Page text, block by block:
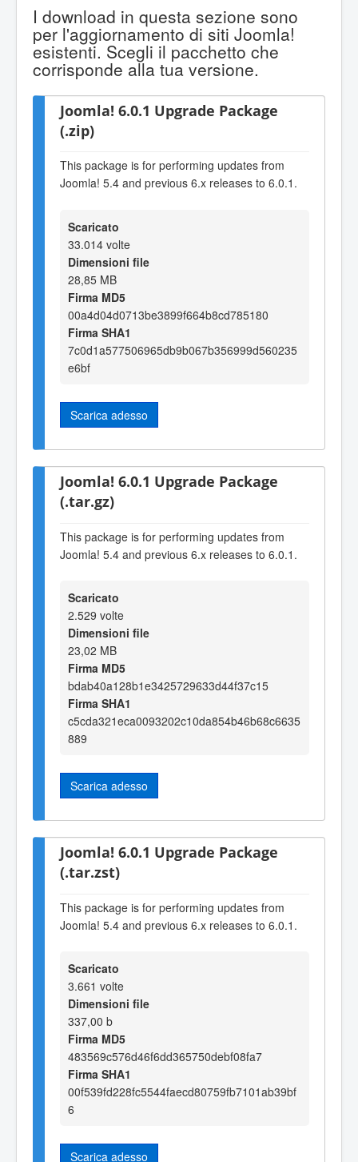
I download in questa sezione sono
per l'aggiornamento di siti Joomla!
esistenti. Scegli il pacchetto che
corrisponde alla tua versione.
Joomla! 6.0.1 Upgrade Package
(.zip)
This package is for performing updates from
Joomla! 5.4 and previous 6.x releases to 6.0.1.
Scaricato
33.014 volte
Dimensioni file
28,85 MB
Firma MD5
00a4d04d0713be3899f664b8cd785180
Firma SHA1
7c0d1a577506965db9b067b356999d560235
e6bf
Scarica adesso
Joomla! 6.0.1 Upgrade Package
(.tar.gz)
This package is for performing updates from
Joomla! 5.4 and previous 6.x releases to 6.0.1.
Scaricato
2.529 volte
Dimensioni file
23,02 MB
Firma MD5
bdab40a128b1e3425729633d44f37c15
Firma SHA1
c5cda321eca0093202c10da854b46b68c6635
889
Scarica adesso
Joomla! 6.0.1 Upgrade Package
(.tar.zst)
This package is for performing updates from
Joomla! 5.4 and previous 6.x releases to 6.0.1.
Scaricato
3.661 volte
Dimensioni file
337,00 b
Firma MD5
483569c576d46f6dd365750debf08fa7
Firma SHA1
00f539fd228fc5544faecd80759fb7101ab39bf
6
Scarica adesso